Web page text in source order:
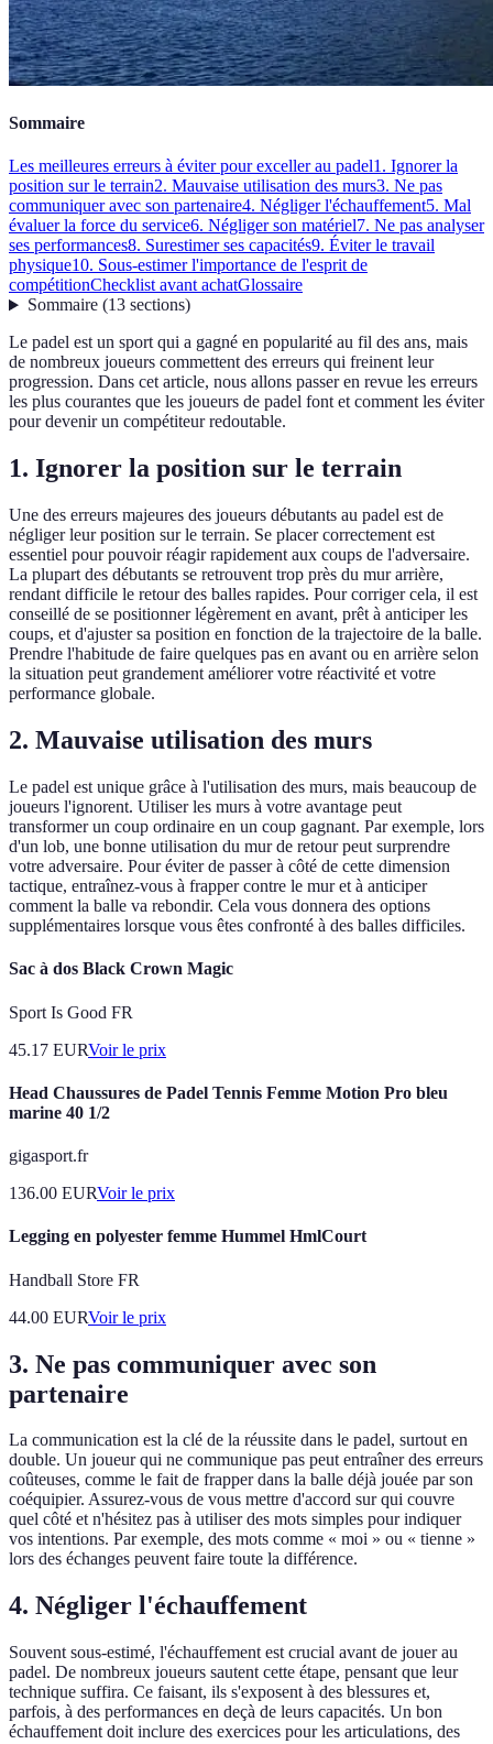
Sommaire
Les meilleures erreurs à éviter pour exceller au padel1. Ignorer la
position sur le terrain2. Mauvaise utilisation des murs3. Ne pas
communiquer avec son partenaire4. Négliger l'échauffement5. Mal
évaluer la force du service6. Négliger son matériel7. Ne pas analyser
ses performances8. Surestimer ses capacités9. Éviter le travail
physique10. Sous-estimer l'importance de l'esprit de
compétitionChecklist avant achatGlossaire
Sommaire(13 sections)
Le padel est un sport qui a gagné en popularité au fil des ans, mais
de nombreux joueurs commettent des erreurs qui freinent leur
progression. Dans cet article, nous allons passer en revue les erreurs
les plus courantes que les joueurs de padel font et comment les éviter
pour devenir un compétiteur redoutable.
1. Ignorer la position sur le terrain
Une des erreurs majeures des joueurs débutants au padel est de
négliger leur position sur le terrain. Se placer correctement est
essentiel pour pouvoir réagir rapidement aux coups de l'adversaire.
La plupart des débutants se retrouvent trop près du mur arrière,
rendant difficile le retour des balles rapides. Pour corriger cela, il est
conseillé de se positionner légèrement en avant, prêt à anticiper les
coups, et d'ajuster sa position en fonction de la trajectoire de la balle.
Prendre l'habitude de faire quelques pas en avant ou en arrière selon
la situation peut grandement améliorer votre réactivité et votre
performance globale.
2. Mauvaise utilisation des murs
Le padel est unique grâce à l'utilisation des murs, mais beaucoup de
joueurs l'ignorent. Utiliser les murs à votre avantage peut
transformer un coup ordinaire en un coup gagnant. Par exemple, lors
d'un lob, une bonne utilisation du mur de retour peut surprendre
votre adversaire. Pour éviter de passer à côté de cette dimension
tactique, entraînez-vous à frapper contre le mur et à anticiper
comment la balle va rebondir. Cela vous donnera des options
supplémentaires lorsque vous êtes confronté à des balles difficiles.
Sac à dos Black Crown Magic
Sport Is Good FR
45.17 EURVoir le prix
Head Chaussures de Padel Tennis Femme Motion Pro bleu
marine 40 1/2
gigasport.fr
136.00 EURVoir le prix
Legging en polyester femme Hummel HmlCourt
Handball Store FR
44.00 EURVoir le prix
3. Ne pas communiquer avec son
partenaire
La communication est la clé de la réussite dans le padel, surtout en
double. Un joueur qui ne communique pas peut entraîner des erreurs
coûteuses, comme le fait de frapper dans la balle déjà jouée par son
coéquipier. Assurez-vous de vous mettre d'accord sur qui couvre
quel côté et n'hésitez pas à utiliser des mots simples pour indiquer
vos intentions. Par exemple, des mots comme « moi » ou « tienne »
lors des échanges peuvent faire toute la différence.
4. Négliger l'échauffement
Souvent sous-estimé, l'échauffement est crucial avant de jouer au
padel. De nombreux joueurs sautent cette étape, pensant que leur
technique suffira. Ce faisant, ils s'exposent à des blessures et,
parfois, à des performances en deçà de leurs capacités. Un bon
échauffement doit inclure des exercices pour les articulations, des